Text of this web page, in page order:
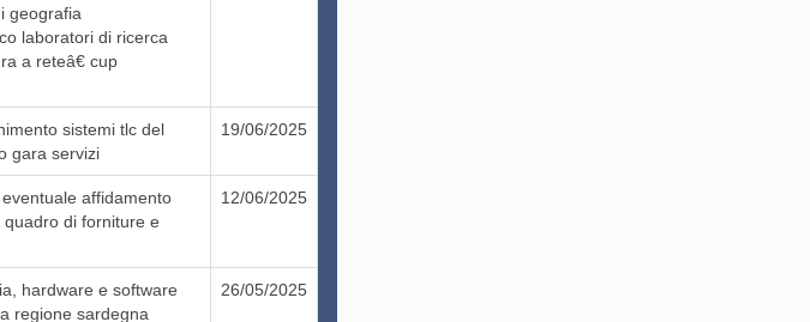
geografia
laboratori di ricerca
a reteâ€ cup
sistemi tlc del
gara servizi
19/06/2025
affidamento
di forniture e
12/06/2025
hardware e software
regione sardegna
26/05/2025